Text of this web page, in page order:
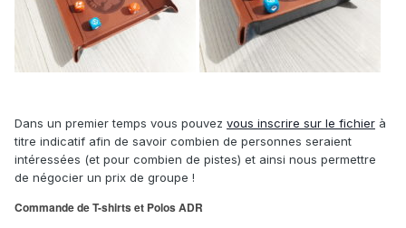
Dans un premier temps vous pouvez vous inscrire sur le fichier à
titre indicatif afin de savoir combien de personnes seraient
intéressées (et pour combien de pistes) et ainsi nous permettre
de négocier un prix de groupe !
Commande de T-shirts et Polos ADR